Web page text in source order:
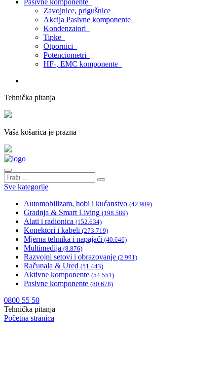
Pasivne komponente
Zavojnice, prigušnice
Akcija Pasivne komponente
Kondenzatori
Tipke
Otpornici
Potenciometri
HF-, EMC komponente
Tehnička pitanja
Vaša košarica je prazna
Sve kategorije
Automobilizam, hobi i kućanstvo (42.989)
Gradnja & Smart Living (198.589)
Alati i radionica (152.634)
Konektori i kabeli (273.719)
Mjerna tehnika i napajači (40.646)
Multimedija (8.876)
Razvojni setovi i obrazovanje (2.991)
Računala & Ured (51.443)
Aktivne komponente (54.551)
Pasivne komponente (80.678)
0800 55 50
Tehnička pitanja
Početna stranica